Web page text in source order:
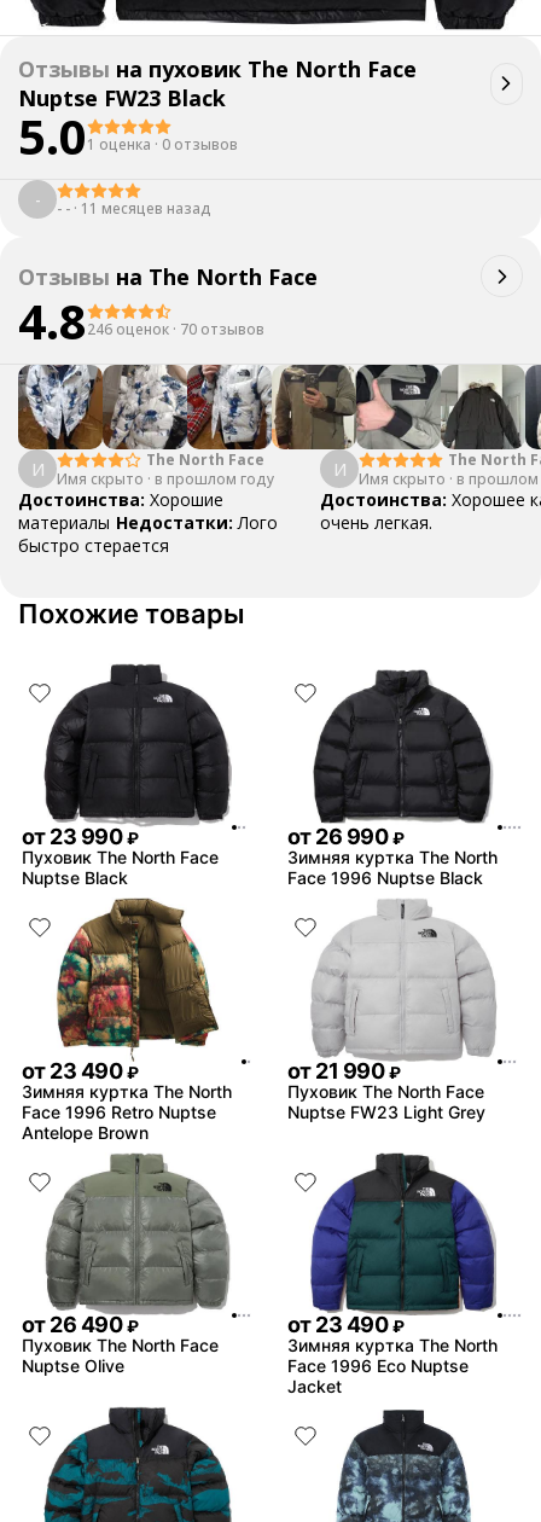
Отзывы на пуховик The North Face
Nuptse FW23 Black
5.01 оценка · 0 отзывов
- - - · 11 месяцев назад
Отзывы на The North Face
4.8246 оценок · 70 отзывов
И
The North Face
Имя скрыто · в прошлом году
Достоинства: Хорошие
материалы Недостатки: Лого
быстро стерается
И
The North
Print Zip
Имя скрыто · в прошлом
Достоинства: Хорошее
очень легкая.
Похожие товары
от23 990 ₽
Пуховик The North Face
Nuptse Black
от26 990 ₽
Зимняя куртка The North
Face 1996 Nuptse Black
от23 490 ₽
Зимняя куртка The North
Face 1996 Retro Nuptse
Antelope Brown
от21 990 ₽
Пуховик The North Face
Nuptse FW23 Light Grey
от26 490 ₽
Пуховик The North Face
Nuptse Olive
от23 490 ₽
Зимняя куртка The North
Face 1996 Eco Nuptse
Jacket